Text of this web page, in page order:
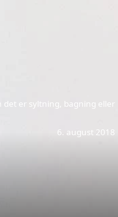
er syltning, bagning eller
6. august 2018